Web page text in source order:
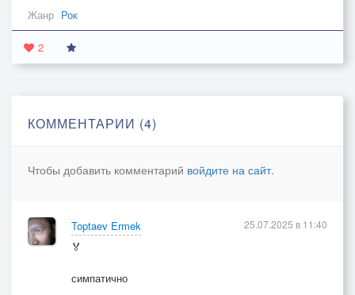
Жанр Рок
2
КОММЕНТАРИИ (4)
Чтобы добавить комментарий войдите на сайт.
Toptaev Ermek
🏅
симпатично
25.07.2025 в 11:40